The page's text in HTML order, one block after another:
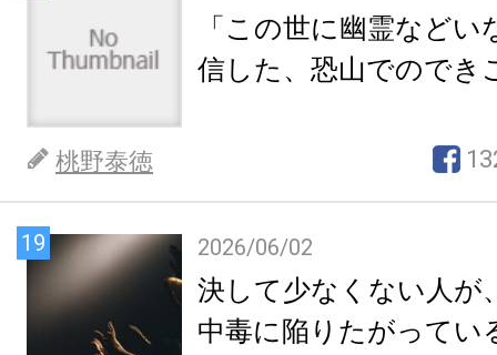
「この世に幽霊など
信した、恐山でのでき
桃野泰徳
19 2026/06/02
決して少なくない人が
中毒に陥りたがってい